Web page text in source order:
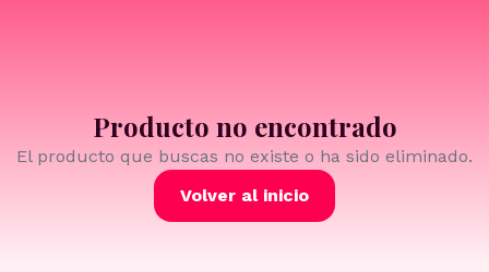
Producto no encontrado
El producto que buscas no existe o ha sido eliminado.
Volver al inicio